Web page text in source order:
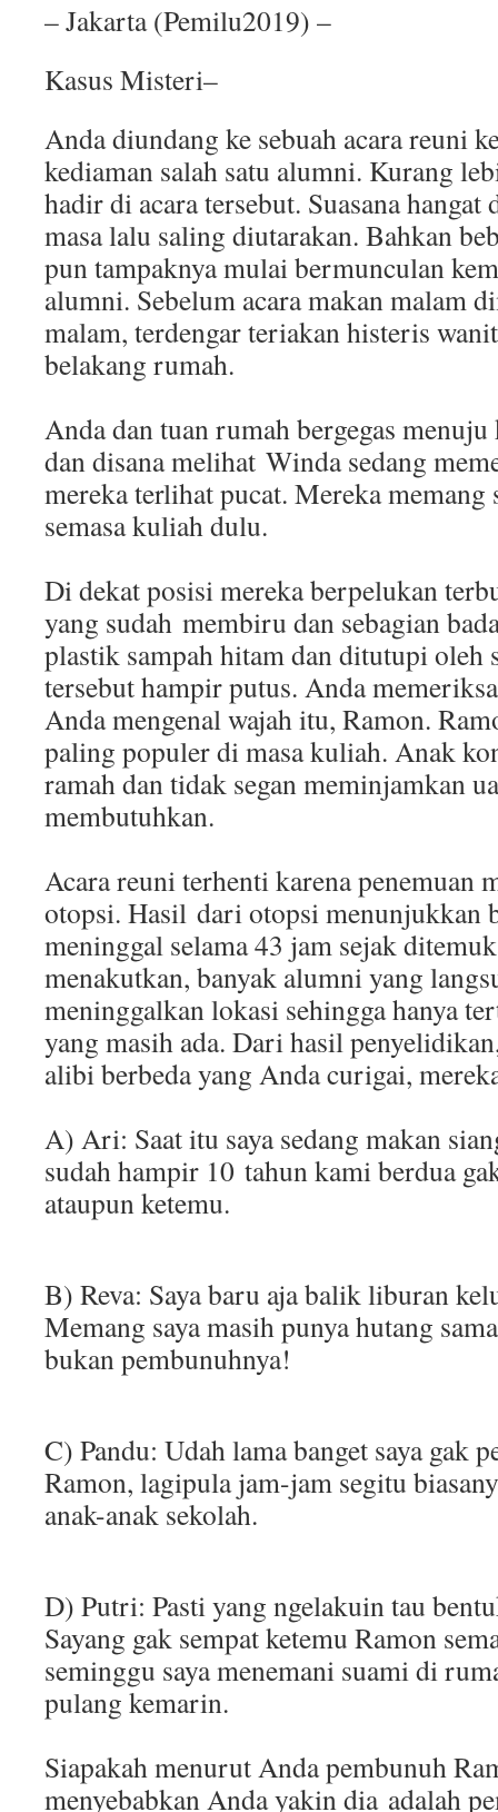
– Jakarta (Pemilu2019) –
Kasus Misteri–
Anda diundang ke sebuah acara reuni
kediaman salah satu alumni. Kurang
hadir di acara tersebut. Suasana hangat
masa lalu saling diutarakan. Bahkan
pun tampaknya mulai bermunculan
alumni. Sebelum acara makan malam
malam, terdengar teriakan histeris
belakang rumah.
Anda dan tuan rumah bergegas
dan disana melihat Winda sedang
mereka terlihat pucat. Mereka memang
semasa kuliah dulu.
Di dekat posisi mereka berpelukan
yang sudah membiru dan sebagian
plastik sampah hitam dan ditutupi oleh
tersebut hampir putus. Anda
Anda mengenal wajah itu, Ramon.
paling populer di masa kuliah. Anak
ramah dan tidak segan meminjamkan
membutuhkan.
Acara reuni terhenti karena penemuan
otopsi. Hasil dari otopsi menunjukkan
meninggal selama 43 jam sejak
menakutkan, banyak alumni yang
meninggalkan lokasi sehingga hanya
yang masih ada. Dari hasil
alibi berbeda yang Anda curigai,
A) Ari: Saat itu saya sedang makan
sudah hampir 10 tahun kami berdua
ataupun ketemu.
B) Reva: Saya baru aja balik liburan
Memang saya masih punya hutang
bukan pembunuhnya!
C) Pandu: Udah lama banget saya gak
Ramon, lagipula jam-jam segitu
anak-anak sekolah.
D) Putri: Pasti yang ngelakuin tau
Sayang gak sempat ketemu Ramon
seminggu saya menemani suami di
pulang kemarin.
Siapakah menurut Anda pembunuh
menyebabkan Anda yakin dia adalah